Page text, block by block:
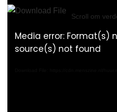
Player
Scroll om
Media error: Format(s)
source(s) not found